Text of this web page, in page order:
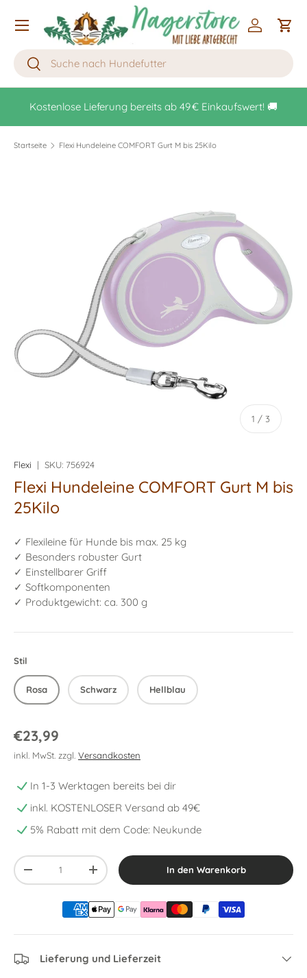
Direkt zum Inhalt
Suchen
Suchen
Einloggen
Menü
Kostenlose Lieferung bereits ab 49 € Einkaufswert! 🚚
Startseite Flexi Hundeleine COMFORT Gurt M bis 25Kilo
1 / von
3
Flexi | SKU: 756924
Flexi Hundeleine COMFORT Gurt M bis
25Kilo
✓ Flexileine für Hunde bis max. 25 kg
✓ Besonders robuster Gurt
✓ Einstellbarer Griff
✓ Softkomponenten
✓ Produktgewicht: ca. 300 g
Stil
Rosa Schwarz Hellblau
€23,99
inkl. MwSt. zzgl. Versandkosten
In 1-3 Werktagen bereits bei dir
inkl. KOSTENLOSER Versand ab 49€
5% Rabatt mit dem Code: Neukunde
Anzahl
-
+ In den Warenkorb
Lieferung und Lieferzeit